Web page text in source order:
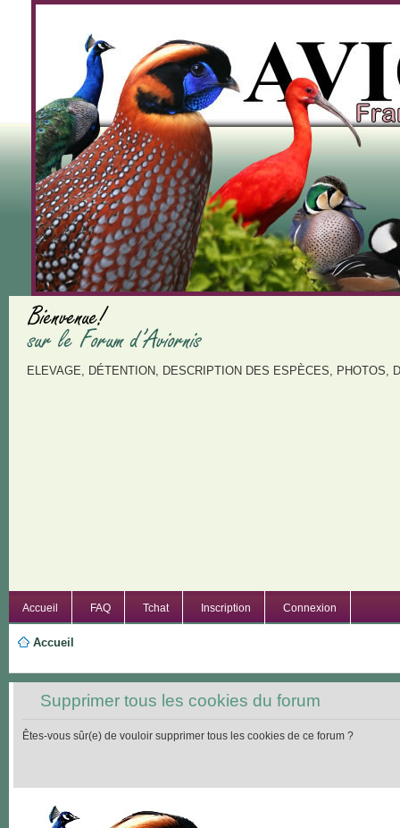
ELEVAGE, DÉTENTION, DESCRIPTION DES ESPÈCES, PHOTOS,
Accueil FAQ Tchat Inscription Connexion
Accueil
Supprimer tous les cookies du forum
Êtes-vous sûr(e) de vouloir supprimer tous les cookies de ce forum ?